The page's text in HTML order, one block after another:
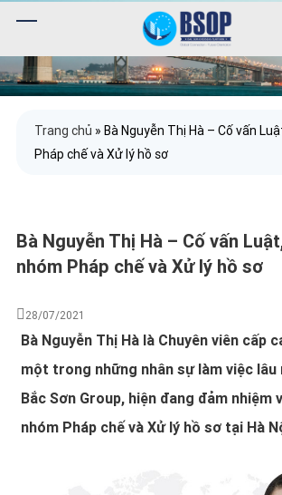
Trang chủ » Bà Nguyễn Thị Hà – Cố vấn
Pháp chế và Xử lý hồ sơ
Bà Nguyễn Thị Hà – Cố vấn
nhóm Pháp chế và Xử lý hồ sơ
28/07/2021
Bà Nguyễn Thị Hà là Chuyên viên cấp
một trong những nhân sự làm việc lâu
Bắc Sơn Group, hiện đang đảm nhiệm
nhóm Pháp chế và Xử lý hồ sơ tại Hà